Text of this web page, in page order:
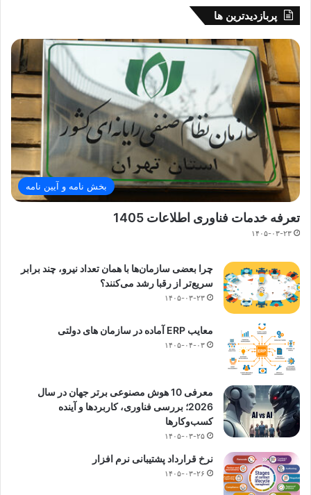
پربازدیدترین ها
بخش نامه و آیین نامه
تعرفه خدمات فناوری اطلاعات 1405
۱۴۰۵-۰۳-۲۳
چرا بعضی سازمان‌ها با همان تعداد نیرو، چند برابر
سریع‌تر از رقبا رشد می‌کنند؟
۱۴۰۵-۰۳-۲۳
معایب ERP آماده در سازمان های دولتی
۱۴۰۵-۰۴-۰۳
معرفی 10 هوش مصنوعی برتر جهان در سال
2026؛ بررسی فناوری، کاربردها و آینده
کسب‌وکارها
۱۴۰۵-۰۳-۲۵
نرخ قرارداد پشتیبانی نرم افزار
۱۴۰۵-۰۳-۲۶